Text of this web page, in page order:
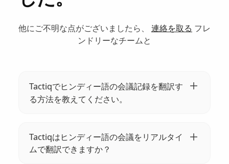
他にご不明な点がございましたら、 連絡を取る フレ
ンドリーなチームと
Tactiqでヒンディー語の会議記録を翻訳す
る方法を教えてください。
ップロードします。その後、当社のAIを使用
して、サポートされている35以上の言語のい
ずれかに翻訳します。今すぐミーティングを
Tactiqはヒンディー語の会議をリアルタイ
ムで翻訳できますか？